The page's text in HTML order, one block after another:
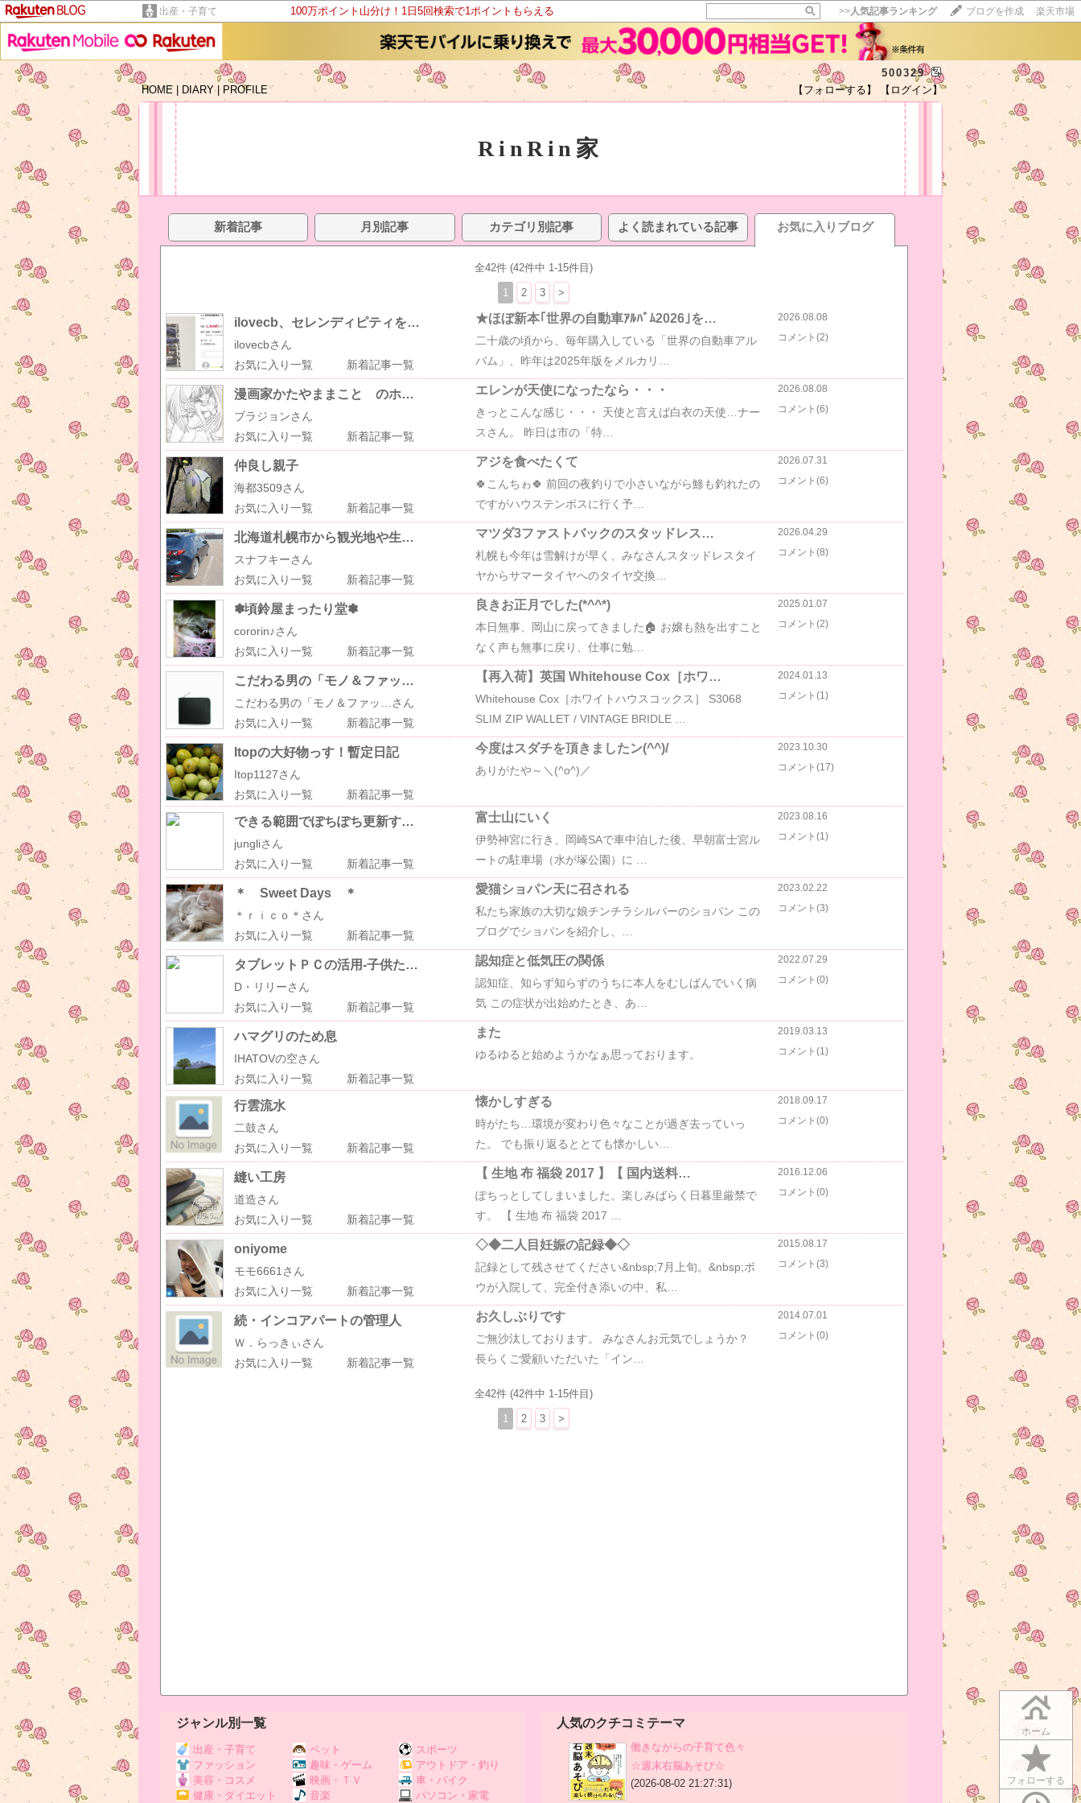
出産・子育て 100万ポイント山分け！1日5回検索で1ポイントもらえる >>人気記事ランキング ブログを作成 楽天市場
500329
HOME| DIARY| PROFILE 【フォローする】 【ログイン】
RinRin家
ホーム
フォローする
新着記事 月別記事 カテゴリ別記事 よく読まれている記事 お気に入りブログ
全42件 (42件中 1-15件目)
1 2 3 >
ilovecb、セレンディピティを…
ilovecbさん
お気に入り一覧
新着記事一覧
★ほぼ新本｢世界の自動車ｱﾙﾊﾞﾑ2026｣を…
二十歳の頃から、毎年購入している「世界の自動車アル
バム」、昨年は2025年版をメルカリ…
2026.08.08
コメント(2)
漫画家かたやままこと のホ…
ブラジョンさん
お気に入り一覧
新着記事一覧
エレンが天使になったなら・・・
きっとこんな感じ・・・ 天使と言えば白衣の天使…ナー
スさん。 昨日は市の「特…
2026.08.08
コメント(6)
仲良し親子
海都3509さん
お気に入り一覧
新着記事一覧
アジを食べたくて
🍀こんちゎ🍀 前回の夜釣りで小さいながら鯵も釣れたの
ですがハウステンボスに行く予…
2026.07.31
コメント(6)
北海道札幌市から観光地や生…
スナフキーさん
お気に入り一覧
新着記事一覧
マツダ3ファストバックのスタッドレス…
札幌も今年は雪解けが早く、みなさんスタッドレスタイ
ヤからサマータイヤへのタイヤ交換…
2026.04.29
コメント(8)
✽頃鈴屋まったり堂✽
cororin♪さん
お気に入り一覧
新着記事一覧
良きお正月でした(*^^*)
本日無事、岡山に戻ってきました🏠️ お嬢も熱を出すこと
なく声も無事に戻り、仕事に勉…
2025.01.07
コメント(2)
こだわる男の「モノ＆ファッ…
こだわる男の「モノ＆ファッ…さん
お気に入り一覧
新着記事一覧
【再入荷】英国 Whitehouse Cox［ホワ…
Whitehouse Cox［ホワイトハウスコックス］ S3068
SLIM ZIP WALLET / VINTAGE BRIDLE …
2024.01.13
コメント(1)
Itopの大好物っす！暫定日記
Itop1127さん
お気に入り一覧
新着記事一覧
今度はスダチを頂きましたン(^^)/
ありがたや～＼(^o^)／
2023.10.30
コメント(17)
できる範囲でぽちぽち更新す…
jungliさん
お気に入り一覧
新着記事一覧
富士山にいく
伊勢神宮に行き、岡崎SAで車中泊した後、早朝富士宮ル
ートの駐車場（水が塚公園）に …
2023.08.16
コメント(1)
＊ Sweet Days ＊
＊ｒｉｃｏ＊さん
お気に入り一覧
新着記事一覧
愛猫ショパン天に召される
私たち家族の大切な娘チンチラシルバーのショパン この
ブログでショパンを紹介し、…
2023.02.22
コメント(3)
タブレットＰＣの活用-子供た…
D・リリーさん
お気に入り一覧
新着記事一覧
認知症と低気圧の関係
認知症、知らず知らずのうちに本人をむしばんでいく病
気 この症状が出始めたとき、あ…
2022.07.29
コメント(0)
ハマグリのため息
IHATOVの空さん
お気に入り一覧
新着記事一覧
また
ゆるゆると始めようかなぁ思っております。
2019.03.13
コメント(1)
行雲流水
二鼓さん
お気に入り一覧
新着記事一覧
懐かしすぎる
時がたち…環境が変わり色々なことが過ぎ去っていっ
た。 でも振り返るととても懐かしい…
2018.09.17
コメント(0)
縫い工房
道造さん
お気に入り一覧
新着記事一覧
【 生地 布 福袋 2017 】【 国内送料…
ぽちっとしてしまいました。楽しみばらく日暮里厳禁で
す。 【 生地 布 福袋 2017 …
2016.12.06
コメント(0)
oniyome
モモ6661さん
お気に入り一覧
新着記事一覧
◇◆二人目妊娠の記録◆◇
記録として残させてください&nbsp;7月上旬。&nbsp;ボ
ウが入院して、完全付き添いの中、私…
2015.08.17
コメント(3)
続・インコアパートの管理人
Ｗ．らっきぃさん
お気に入り一覧
新着記事一覧
お久しぶりです
ご無沙汰しております。 みなさんお元気でしょうか？
長らくご愛顧いただいた「イン…
2014.07.01
コメント(0)
全42件 (42件中 1-15件目)
1 2 3 >
ジャンル別一覧
出産・子育て
ファッション
美容・コスメ
健康・ダイエット
ペット
趣味・ゲーム
映画・ＴＶ
音楽
スポーツ
アウトドア・釣り
車・バイク
パソコン・家電
人気のクチコミテーマ
働きながらの子育て色々
☆週末右脳あそび☆
(2026-08-02 21:27:31)